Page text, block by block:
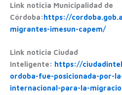
Link noticia Municipalidad de
Córdoba:https://
migrantes-imesun-capem/
Link noticia Ciudad
Inteligente: https://
ordoba-fue-posicionada-por-
internacional-para-la-